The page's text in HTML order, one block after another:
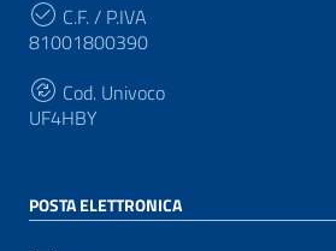
C.F. / P.IVA
81001800390
Cod. Univoco
UF4HBY
POSTA ELETTRONICA